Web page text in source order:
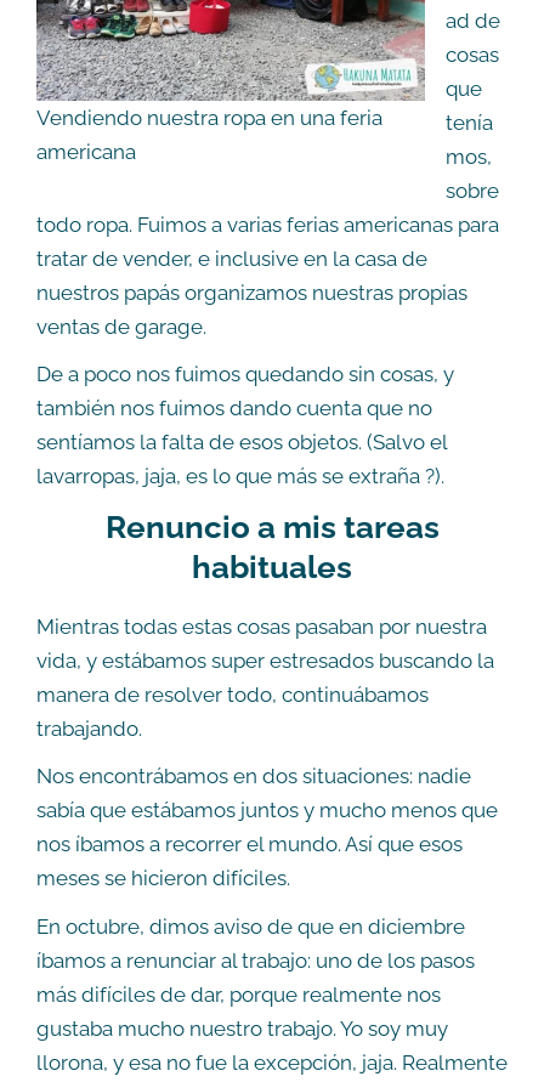
Vendiendo nuestra ropa en una feria
americana
ad de
cosas
que
tenía
mos,
sobre
todo ropa. Fuimos a varias ferias americanas para
tratar de vender, e inclusive en la casa de
nuestros papás organizamos nuestras propias
ventas de garage.
De a poco nos fuimos quedando sin cosas, y
también nos fuimos dando cuenta que no
sentíamos la falta de esos objetos. (Salvo el
lavarropas, jaja, es lo que más se extraña ?).
Renuncio a mis tareas
habituales
Mientras todas estas cosas pasaban por nuestra
vida, y estábamos super estresados buscando la
manera de resolver todo, continuábamos
trabajando.
Nos encontrábamos en dos situaciones: nadie
sabía que estábamos juntos y mucho menos que
nos íbamos a recorrer el mundo. Así que esos
meses se hicieron difíciles.
En octubre, dimos aviso de que en diciembre
íbamos a renunciar al trabajo: uno de los pasos
más difíciles de dar, porque realmente nos
gustaba mucho nuestro trabajo. Yo soy muy
llorona, y esa no fue la excepción, jaja. Realmente